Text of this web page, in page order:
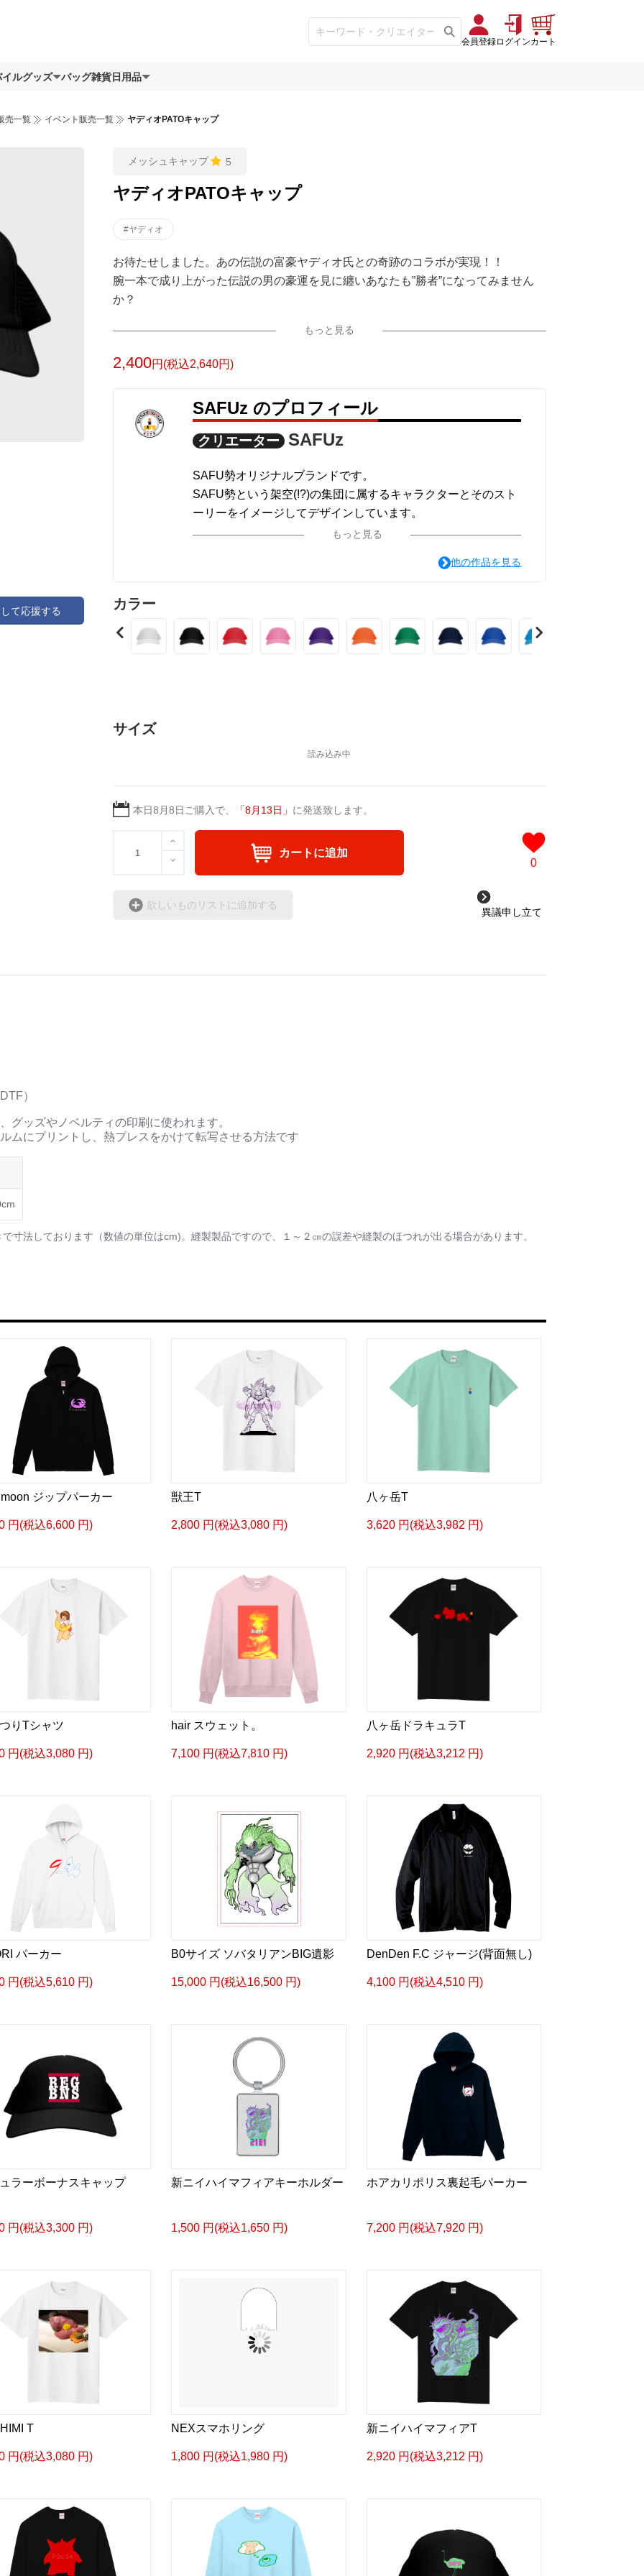
会員登録ログインカート
ルグッズ バッグ雑貨日用品
売一覧 イベント販売一覧 ヤディオPATOキャップ
て応援する
メッシュキャップ 5
ヤディオPATOキャップ
#ヤディオ
お待たせしました。あの伝説の富豪ヤディオ氏との奇跡のコラボが実現！！
腕一本で成り上がった伝説の男の豪運を見に纏いあなたも”勝者”になってみません
か？
もっと見る
2,400円(税込2,640円)
SAFUz のプロフィール
クリエーター SAFUz
SAFU勢オリジナルブランドです。
SAFU勢という架空(!?)の集団に属するキャラクターとそのスト
ーリーをイメージしてデザインしています。
かわいいのになぜか街で着るとカッコ良いをテーマに頑張りま
もっと見る
他の作品を見る
カラー
サイズ
本日8月8日 ご購入で、 「8月13日 」 に発送致します。
カートに追加
0
欲しいものリストに追加する
異議申し立て
）
グッズやノベルティの印刷に使われます。
ムにプリントし、熱プレスをかけて転写させる方法です
寸法しております（数値の単位はcm)。縫製製品ですので、１～２㎝の誤差や縫製のほつれが出る場合があります。
ジップパーカー
円(税込6,600 円)
獣王T
2,800 円(税込3,080 円)
八ヶ岳T
3,620 円(税込3,982 円)
りTシャツ
円(税込3,080 円)
hair スウェット。
7,100 円(税込7,810 円)
八ヶ岳ドラキュラT
2,920 円(税込3,212 円)
パーカー
円(税込5,610 円)
B0サイズ ソバタリアンBIG遺影
15,000 円(税込16,500 円)
DenDen F.C ジャージ(背面無し)
4,100 円(税込4,510 円)
ラーボーナスキャップ
円(税込3,300 円)
新ニイハイマフィアキーホルダー
1,500 円(税込1,650 円)
ホアカリポリス裏起毛パーカー
7,200 円(税込7,920 円)
T
円(税込3,080 円)
NEXスマホリング
1,800 円(税込1,980 円)
新ニイハイマフィアT
2,920 円(税込3,212 円)